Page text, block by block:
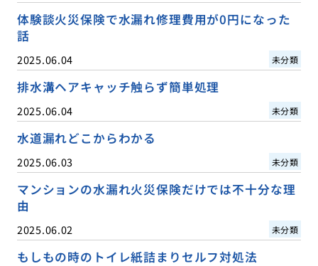
体験談火災保険で水漏れ修理費用が0円になった
話
2025.06.04 未分類
排水溝ヘアキャッチ触らず簡単処理
2025.06.04 未分類
水道漏れどこからわかる
2025.06.03 未分類
マンションの水漏れ火災保険だけでは不十分な理
由
2025.06.02 未分類
もしもの時のトイレ紙詰まりセルフ対処法